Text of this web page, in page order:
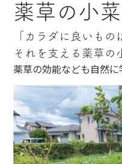
薬草の小
「カラダに良いもの
それを支える薬草の
薬草の効能なども自然に